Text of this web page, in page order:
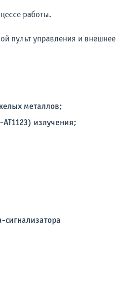
работы.
пульт управления и внешнее
металлов;
АТ1123) излучения;
сигнализатора